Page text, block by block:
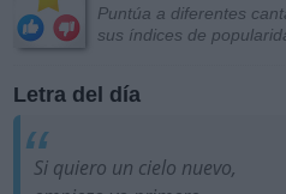
Puntúa a diferentes
sus índices de
Letra del día
Si quiero un cielo nuevo,